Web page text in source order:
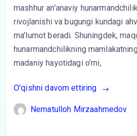
mashhur an’anaviy
rivojlanishi va bugungi kundagi
ma’lumot beradi. Shuningdek,
hunarmandchilikning
madaniy hayotidagi o’rni,
O'qishni davom ettiring
Nematulloh Mirzaahmedov